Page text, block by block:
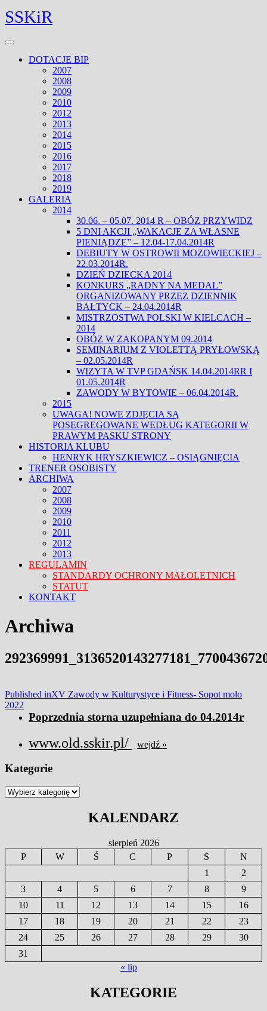
Skip
to
Facebook
Twitter
SSKiR
Open
DOTACJE BIP
2007
2008
2009
2010
2012
2013
2014
2015
2016
2017
2018
2019
GALERIA
2014
30.06. – 05.07. 2014 R – OBÓZ PRZYWIDZ
5 DNI AKCJI „WAKACJE ZA WŁASNE
PIENIĄDZE” – 12.04-17.04.2014R
DEBIUTY W OSTROWII MOZOWIECKIEJ –
22.03.2014R.
DZIEŃ DZIECKA 2014
KONKURS „RADNY NA MEDAL”
ORGANIZOWANY PRZEZ DZIENNIK
BAŁTYCK – 24.04.2014R
MISTRZOSTWA POLSKI W KIELCACH –
2014
OBÓZ W ZAKOPANYM 09.2014
SEMINARIUM Z VIOLETTĄ PRYŁOWSKĄ
– 02.05.2014R
WIZYTA W TVP GDAŃSK 14.04.2014RR I
01.05.2014R
ZAWODY W BYTOWIE – 06.04.2014R.
2015
UWAGA! NOWE ZDJĘCIA SĄ
POSEGREGOWANE WEDŁUG KATEGORII W
PRAWYM PASKU STRONY
HISTORIA KLUBU
HENRYK HRYSZKIEWICZ – OSIĄGNIĘCIA
TRENER OSOBISTY
ARCHIWA
2007
2008
2009
2010
2011
2012
2013
REGULAMIN
STANDARDY OCHRONY MAŁOLETNICH
STATUT
KONTAKT
FACEBOOK
MENU
Archiwa
Nawigacja
wpisu
Published inXV Zawody w Kulturystyce i Fitness- Sopot molo
2022
Poprzednia storna uzupełniana do 04.2014r
www.old.sskir.pl/ wejdź »
Kategorie
Kategorie
KALENDARZ
sierpień 2026
P
W Ś C P S
N
1
2
3
4 5 6 7 8
9
10
11 12 13 14 15
16
17
18 19 20 21 22
23
24
25 26 27 28 29
30
31
« lip
KATEGORIE